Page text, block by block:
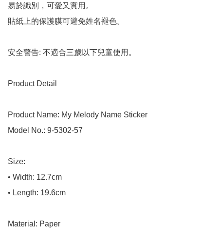
易於識別，可愛又實用。
貼紙上的保護膜可避免姓名褪色。
安全警告: 不適合三歲以下兒童使用。
Product Detail
Product Name: My Melody Name Sticker
Model No.: 9-5302-57
Size:
• Width: 12.7cm
• Length: 19.6cm
Material: Paper